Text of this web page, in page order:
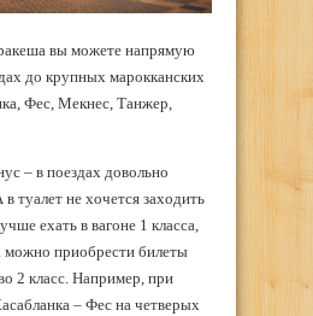
вы можете напрямую
до крупных марокканских
Фес, Мекнес, Танжер,
– в поездах довольно
туалет не хочется заходить
ехать в вагоне 1 класса,
можно приобрести билеты
2 класс. Например, при
– Фес на четверых